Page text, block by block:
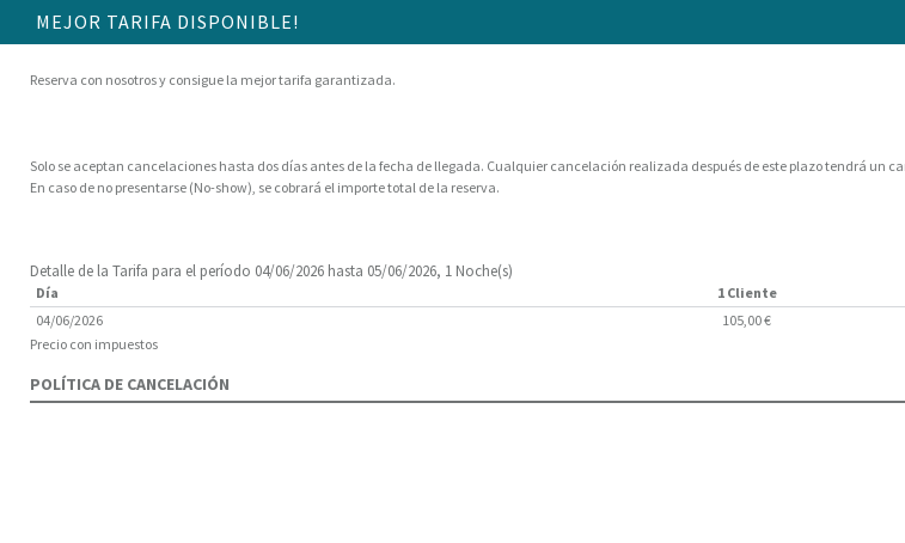
MEJOR TARIFA DISPONIBLE!
Reserva con nosotros y consigue la mejor tarifa garantizada.
Solo se aceptan cancelaciones hasta dos días antes de la fecha de llegada. Cualquier cancelación realizada después de este plazo tendrá un
En caso de no presentarse (No-show), se cobrará el importe total de la reserva.
Detalle de la Tarifa para el período 04/06/2026 hasta 05/06/2026, 1 Noche(s)
Día 1 Cliente
04/06/2026
105,00 €
Precio con impuestos
POLÍTICA DE CANCELACIÓN